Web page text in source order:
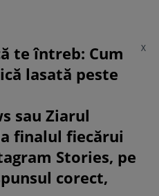
X
te întreb: Cum
lasată peste
sau Ziarul
finalul fiecărui
Stories, pe
corect,